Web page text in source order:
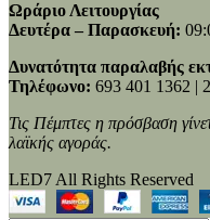
Ωράριο Λειτουργίας
Δευτέρα – Παρασκευή:
Δυνατότητα παραλαβής
Τηλέφωνο: 693 401 1362 |
Τις Πέμπτες η πρόσβαση
λαϊκής αγοράς.
LED7 All Rights Reserved